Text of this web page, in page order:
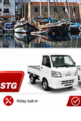
ÖNGÖRÜMÜZ
sergi açılışında